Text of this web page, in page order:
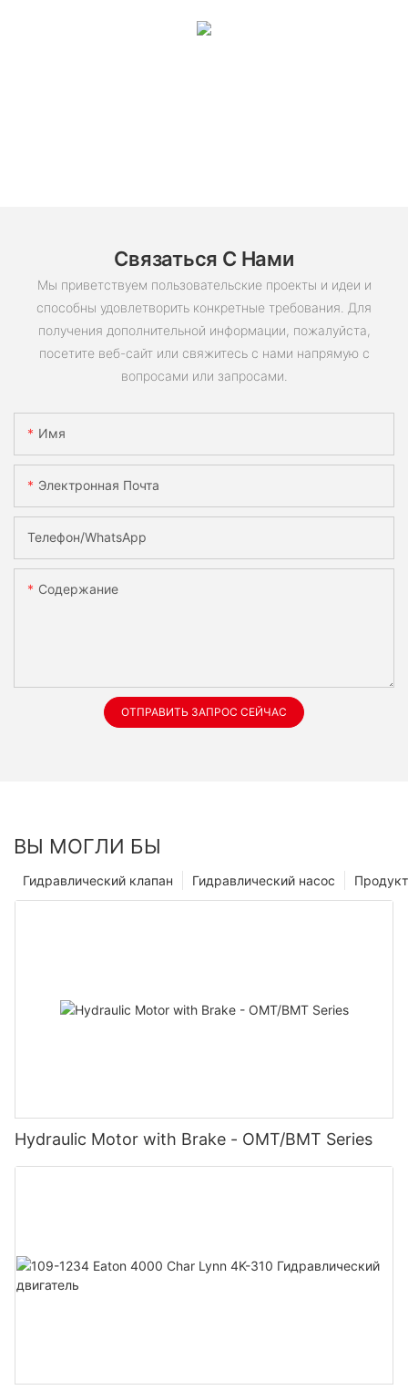
Связаться С Нами
Мы приветствуем пользовательские проекты и идеи и
способны удовлетворить конкретные требования. Для
получения дополнительной информации, пожалуйста,
посетите веб-сайт или свяжитесь с нами напрямую с
вопросами или запросами.
Имя
Электронная Почта
Телефон/WhatsApp
Содержание
ОТПРАВИТЬ ЗАПРОС СЕЙЧАС
ВЫ МОГЛИ БЫ
Гидравлический насос
Гидравлический клапан
Hydraulic Motor with Brake - OMT/BMT Series